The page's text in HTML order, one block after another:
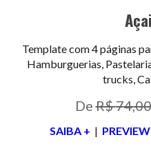
Template com 4 páginas
Hamburguerias,
trucks,
DeR$74,00
SAIBA + | PREVIEW